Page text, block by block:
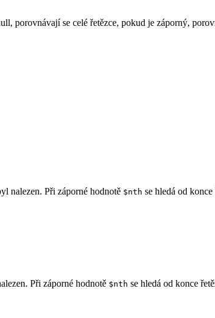
porovnávají se celé řetězce, pokud je záporný,
nalezen. Při záporné hodnotě $nth se hledá od konce
Při záporné hodnotě $nth se hledá od konce